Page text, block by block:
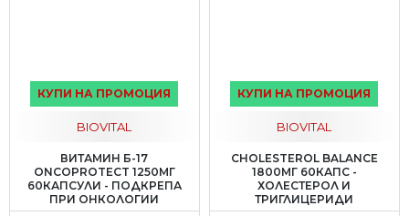
КУПИ НА ПРОМОЦИЯ
BIOVITAL
ВИТАМИН Б-17
ONCOPROTECT 1250МГ
60КАПСУЛИ - ПОДКРЕПА
ПРИ ОНКОЛОГИИ
КУПИ НА ПРОМОЦИЯ
BIOVITAL
CHOLESTEROL BALANCE
1800МГ 60КАПС -
ХОЛЕСТЕРОЛ И
ТРИГЛИЦЕРИДИ